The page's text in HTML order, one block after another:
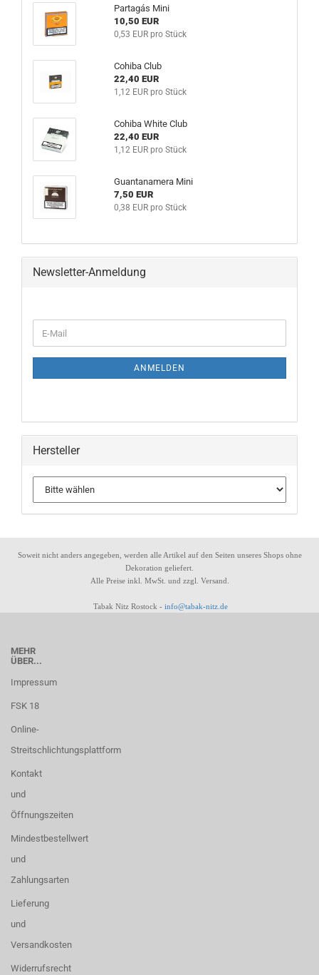
Partagás Mini
10,50 EUR
0,53 EUR pro Stück
Cohiba Club
22,40 EUR
1,12 EUR pro Stück
Cohiba White Club
22,40 EUR
1,12 EUR pro Stück
Guantanamera Mini
7,50 EUR
0,38 EUR pro Stück
Newsletter-Anmeldung
ZUR
E-
Mail
ANMELDEN
Hersteller
Soweit nicht anders angegeben, werden alle Artikel auf den Seiten unseres Shops ohne
Dekoration geliefert.
Alle Preise inkl. MwSt. und zzgl. Versand.
Tabak Nitz Rostock - info@tabak-nitz.de
MEHR
ÜBER...
Impressum
FSK 18
Online-
Streitschlichtungsplattform
Kontakt
und
Öffnungszeiten
Mindestbestellwert
und
Zahlungsarten
Lieferung
und
Versandkosten
Widerrufsrecht